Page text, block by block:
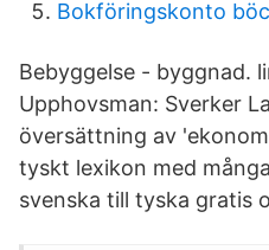
Bokföringskonto
Bebyggelse - byggnad.
Upphovsman: Sverker
översättning av
tyskt lexikon med
svenska till tyska gratis